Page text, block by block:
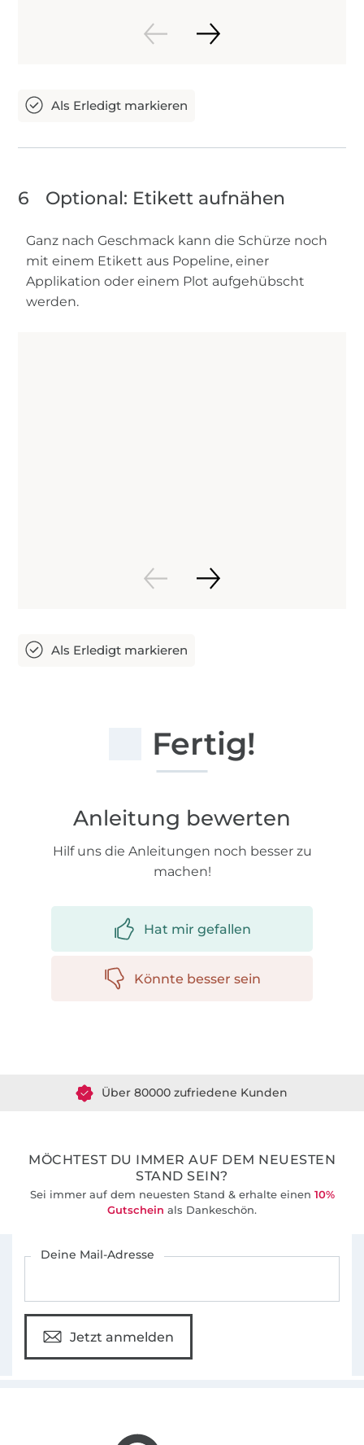
6 Optional: Etikett aufnähen
Ganz nach Geschmack kann die Schürze noch
mit einem Etikett aus Popeline, einer
Applikation oder einem Plot aufgehübscht
werden.
Fertig!
Anleitung bewerten
Hilf uns die Anleitungen noch besser zu
machen!
Hat mir gefallen
Könnte besser sein
MÖCHTEST DU IMMER AUF DEM NEUESTEN
STAND SEIN?
Sei immer auf dem neuesten Stand & erhalte einen 10%
Gutschein als Dankeschön.
Deine Mail-Adresse
Jetzt anmelden